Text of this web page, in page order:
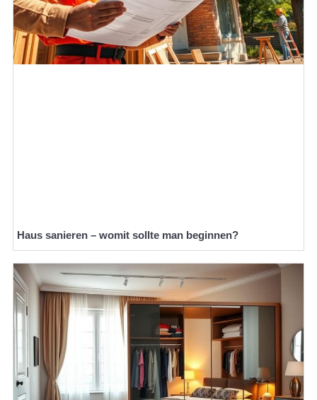
Haus sanieren – womit sollte man beginnen?